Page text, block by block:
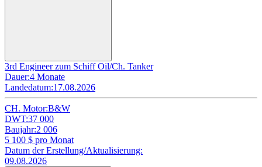
3rd Engineer zum Schiff Oil/Ch. Tanker
Dauer:4 Monate
Landedatum:17.08.2026
CH. Motor:B&W
DWT:37 000
Baujahr:2 006
5 100 $ pro Monat
Datum der Erstellung/Aktualisierung:
09.08.2026